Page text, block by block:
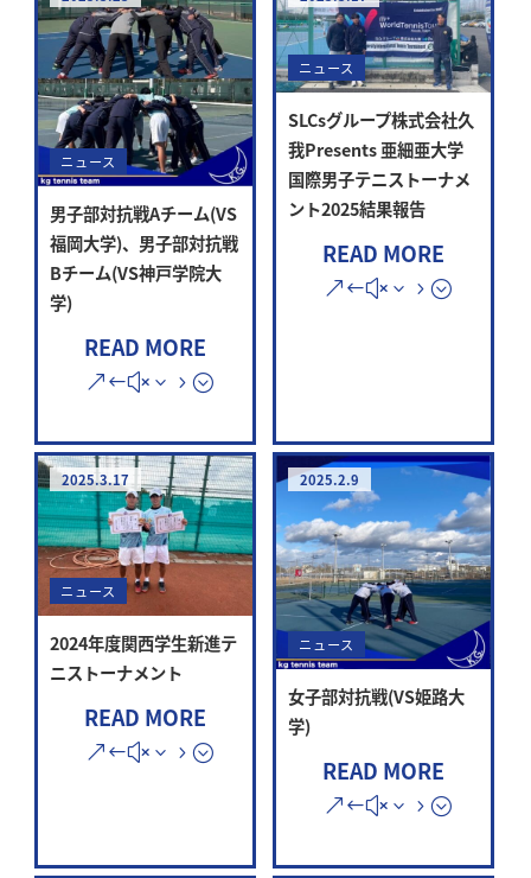
ニュース
男子部対抗戦Aチーム(VS
福岡大学)、男子部対抗戦
Bチーム(VS神戸学院大
学)
READ MORE
ニュース
SLCsグループ株式会社久
我Presents 亜細亜大学
国際男子テニストーナメ
ント2025結果報告
READ MORE
2025.3.17
ニュース
2024年度関西学生新進テ
ニストーナメント
READ MORE
2025.2.9
ニュース
女子部対抗戦(VS姫路大
学)
READ MORE